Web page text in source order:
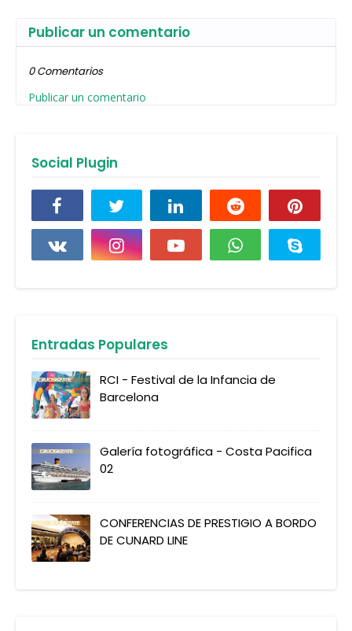
Publicar un comentario
0 Comentarios
Publicar un comentario
Social Plugin
Entradas Populares
RCI - Festival de la Infancia de
Barcelona
Galería fotográfica - Costa Pacifica
02
CONFERENCIAS DE PRESTIGIO A BORDO
DE CUNARD LINE